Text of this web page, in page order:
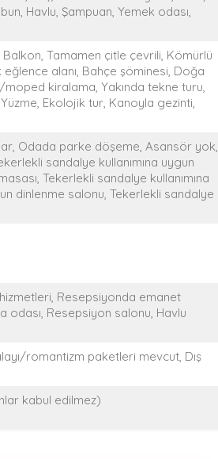
Havlu, Şampuan, Yemek odası,
Tamamen çitle çevrili, Kömürlü
eğlence alanı, Bahçe şöminesi, Doğa
kiralama, Yakında tekne turu,
Ekolojik tur, Kanoyla gezinti,
Odada parke döşeme, Asansör yok,
sandalye kullanımına uygun
Tekerlekli sandalye kullanımına
dinlenme salonu, Tekerlekli sandalye
Resepsiyonda emanet
odası, Resepsiyon salonu, Havlu
romantizm paketleri mevcut, Dış
kabul edilmez)